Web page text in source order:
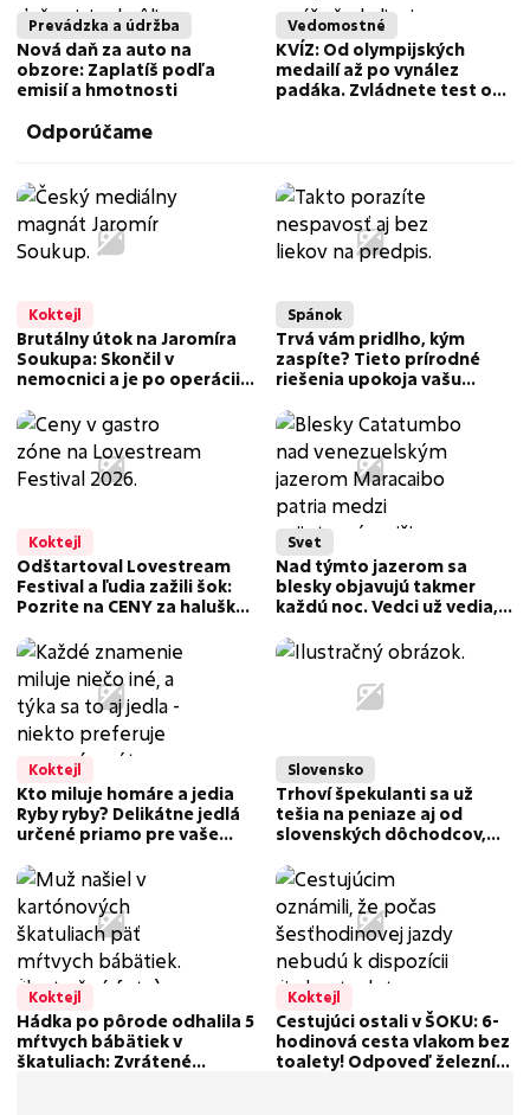
Prevádzka a údržba
Nová daň za auto na
obzore: Zaplatíš podľa
emisií a hmotnosti
Vedomostné
KVÍZ: Od olympijských
medailí až po vynález
padáka. Zvládnete test o
Odporúčame
Koktejl
Brutálny útok na Jaromíra
Soukupa: Skončil v
nemocnici a je po operácii!
Spánok
Trvá vám pridlho, kým
zaspíte? Tieto prírodné
riešenia upokoja vašu
Koktejl
Odštartoval Lovestream
Festival a ľudia zažili šok:
Pozrite na CENY za halušky,
Svet
Nad týmto jazerom sa
blesky objavujú takmer
každú noc. Vedci už vedia,
Koktejl
Kto miluje homáre a jedia
Ryby ryby? Delikátne jedlá
určené priamo pre vaše
Týmto sa trafíte do ich
chutí!
Slovensko
Trhoví špekulanti sa už
tešia na peniaze aj od
slovenských dôchodcov,
odpustky
Koktejl
Hádka po pôrode odhalila 5
mŕtvych bábätiek v
škatuliach: Zvrátené
Koktejl
Cestujúci ostali v ŠOKU: 6-
hodinová cesta vlakom bez
toalety! Odpoveď železníc